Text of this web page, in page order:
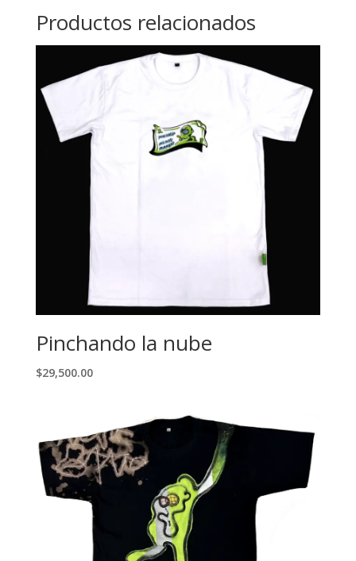
Productos relacionados
Pinchando la nube
$29,500.00